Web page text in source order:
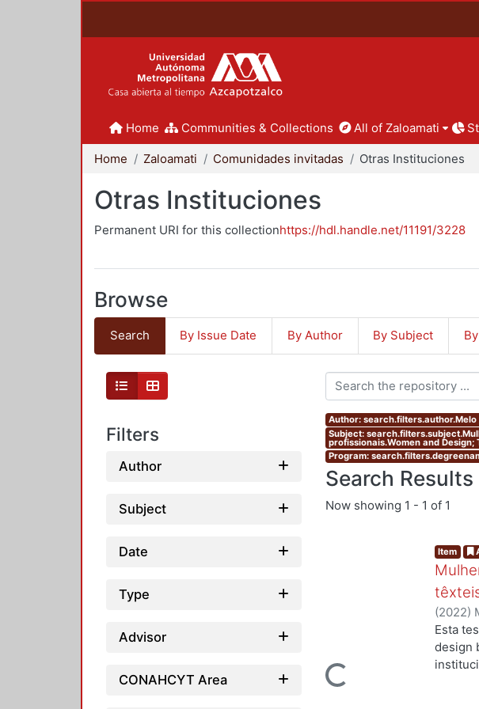
Home Communities & Collections All of Zaloamati
Home Zaloamati Comunidades invitadas Otras Instituciones
Otras Instituciones
Permanent URI for this collectionhttps://hdl.handle.net/11191/3228
Browse
Search By Issue Date By Author By Subject
Filters
Author
Subject
Date
Type
Advisor
CONAHCYT Area
Author: search.filters.author.Melo
Subject:
profissionais.Women and
Program:
Search Results
Now showing 1 - 1 of 1
Loading...
Item
(2022)
Esta
design